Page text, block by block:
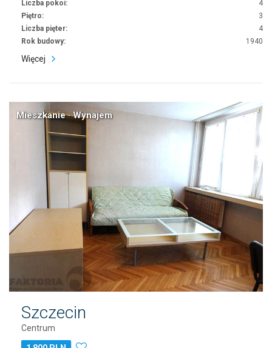
Liczba pokoi:
4
Piętro:
3
Liczba pięter:
4
Rok budowy:
1940
Więcej
Mieszkanie · Wynajem
Szczecin
Centrum